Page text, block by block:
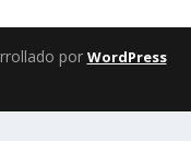
por WordPress